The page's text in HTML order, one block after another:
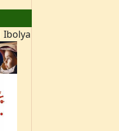
Ibolya